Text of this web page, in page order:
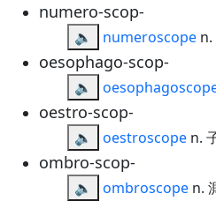
numero-scop-
🔈 numeroscope n.
oesophago-scop-
🔈
oestro-scop-
🔈 oestroscope n.
ombro-scop-
🔈 ombroscope n.